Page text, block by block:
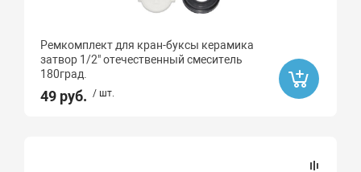
Ремкомплект для кран-буксы керамика
затвор 1/2" отечественный смеситель
180град.
49 руб. / шт.